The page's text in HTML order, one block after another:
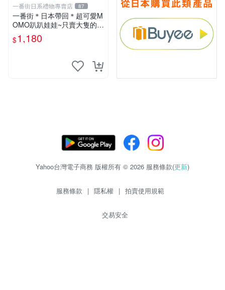
一番街日系禮物專賣店 87
一番街＊日本帶回＊超可愛M
OMO趴趴娃娃~只賣大隻的1
號~單隻價～生日禮物
$1,180
Yahoo台灣電子商務 版權所有 © 2026 服務條款(更新)
服務條款 | 隱私權 | 拍賣使用規範
交易安全